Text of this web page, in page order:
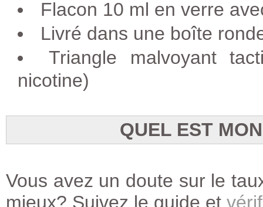
Flacon 10 ml en verre
Livré dans une boîte
Triangle malvoyant
nicotine)
QUEL EST
Vous avez un doute sur le
mieux? Suivez le guide et